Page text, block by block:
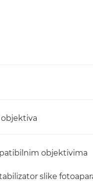
objektiva
objektivima
slike